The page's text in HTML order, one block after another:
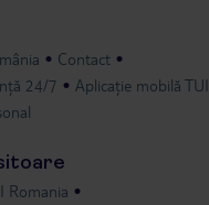
Contact
24/7
Aplicație mobilă TUI
Romania